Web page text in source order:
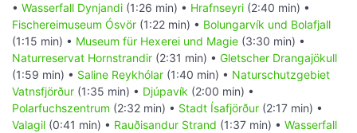
• Wasserfall Dynjandi (1:26 min) • Hrafnseyri (2:40 min) •
Fischereimuseum Ósvör (1:22 min) • Bolungarvík und Bolafjall
(1:15 min) • Museum für Hexerei und Magie (3:30 min) •
Naturreservat Hornstrandir (2:31 min) • Gletscher Drangajökull
(1:59 min) • Saline Reykhólar (1:40 min) • Naturschutzgebiet
Vatnsfjörður (1:35 min) • Djúpavík (2:00 min) •
Polarfuchszentrum (2:32 min) • Stadt Ísafjörður (2:17 min) •
Valagil (0:41 min) • Rauðisandur Strand (1:37 min) • Wasserfall